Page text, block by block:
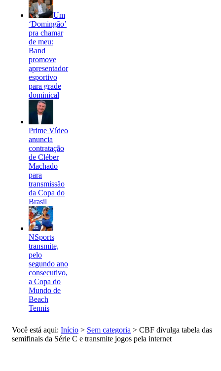
Um
‘Domingão’
pra chamar
de meu:
Band
promove
apresentador
esportivo
para grade
dominical
Prime Vídeo
anuncia
contratação
de Cléber
Machado
para
transmissão
da Copa do
Brasil
NSports
transmite,
pelo
segundo ano
consecutivo,
a Copa do
Mundo de
Beach
Tennis
Você está aqui: Início > Sem categoria > CBF divulga tabela das
semifinais da Série C e transmite jogos pela internet